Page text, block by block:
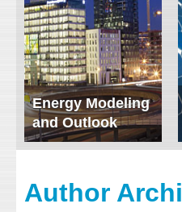
Energy Modeling
and Outlook
ERI conducts rigorous
demand of various
energy-consuming
Author